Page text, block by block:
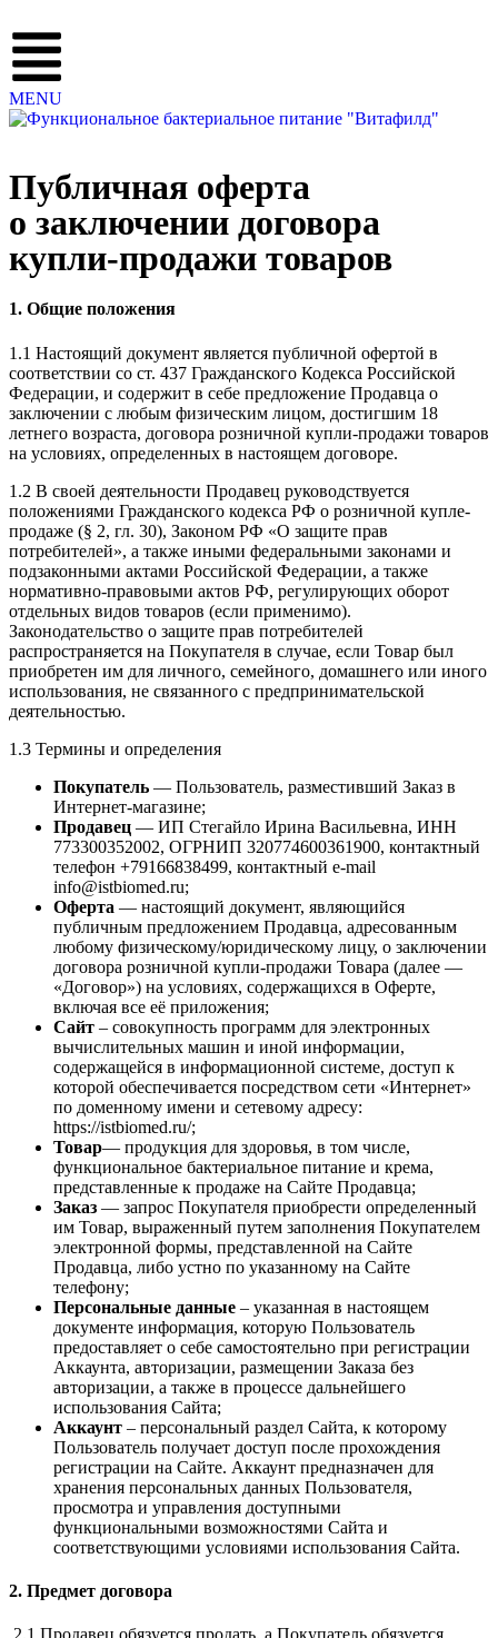
MENU
Публичная оферта
о заключении договора
купли-продажи товаров
1. Общие положения
1.1 Настоящий документ является публичной офертой в
соответствии со ст. 437 Гражданского Кодекса Российской
Федерации, и содержит в себе предложение Продавца о
заключении с любым физическим лицом, достигшим 18
летнего возраста, договора розничной купли-продажи товаров
на условиях, определенных в настоящем договоре.
1.2 В своей деятельности Продавец руководствуется
положениями Гражданского кодекса РФ о розничной купле-
продаже (§ 2, гл. 30), Законом РФ «О защите прав
потребителей», а также иными федеральными законами и
подзаконными актами Российской Федерации, а также
нормативно-правовыми актов РФ, регулирующих оборот
отдельных видов товаров (если применимо).
Законодательство о защите прав потребителей
распространяется на Покупателя в случае, если Товар был
приобретен им для личного, семейного, домашнего или иного
использования, не связанного с предпринимательской
деятельностью.
1.3 Термины и определения
Покупатель — Пользователь, разместивший Заказ в
Интернет-магазине;
Продавец — ИП Стегайло Ирина Васильевна, ИНН
773300352002, ОГРНИП 320774600361900, контактный
телефон +79166838499, контактный e-mail
info@istbiomed.ru;
Оферта — настоящий документ, являющийся
публичным предложением Продавца, адресованным
любому физическому/юридическому лицу, о заключении
договора розничной купли-продажи Товара (далее —
«Договор») на условиях, содержащихся в Оферте,
включая все её приложения;
Сайт – совокупность программ для электронных
вычислительных машин и иной информации,
содержащейся в информационной системе, доступ к
которой обеспечивается посредством сети «Интернет»
по доменному имени и сетевому адресу:
https://istbiomed.ru/;
Товар— продукция для здоровья, в том числе,
функциональное бактериальное питание и крема,
представленные к продаже на Сайте Продавца;
Заказ — запрос Покупателя приобрести определенный
им Товар, выраженный путем заполнения Покупателем
электронной формы, представленной на Сайте
Продавца, либо устно по указанному на Сайте
телефону;
Персональные данные – указанная в настоящем
документе информация, которую Пользователь
предоставляет о себе самостоятельно при регистрации
Аккаунта, авторизации, размещении Заказа без
авторизации, а также в процессе дальнейшего
использования Сайта;
Аккаунт – персональный раздел Сайта, к которому
Пользователь получает доступ после прохождения
регистрации на Сайте. Аккаунт предназначен для
хранения персональных данных Пользователя,
просмотра и управления доступными
функциональными возможностями Сайта и
соответствующими условиями использования Сайта.
2. Предмет договора
2.1 Продавец обязуется продать, а Покупатель обязуется